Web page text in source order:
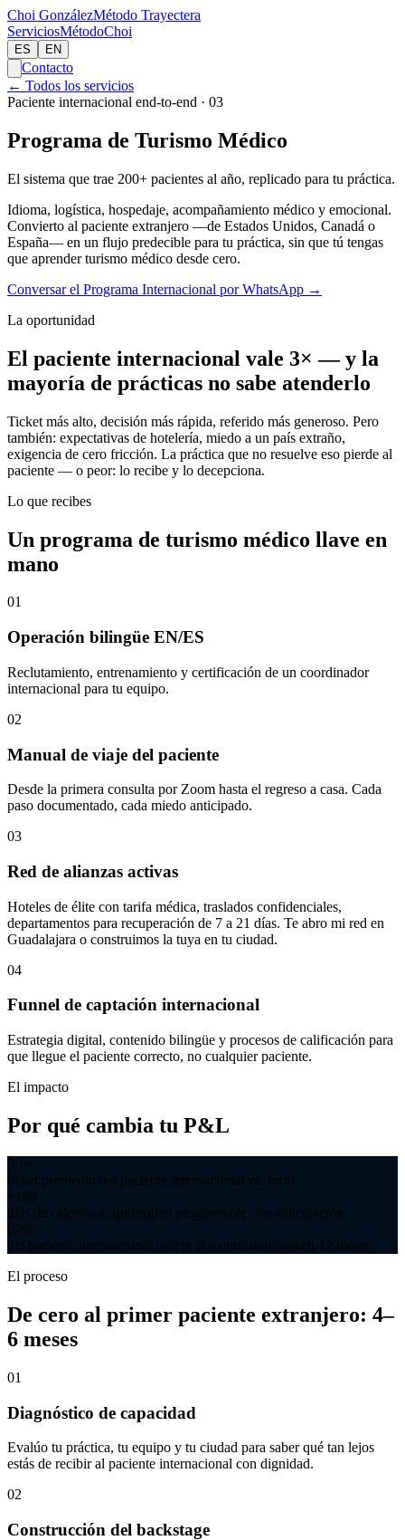
Choi GonzálezMétodo Trayectera
ServiciosMétodoChoi
ES EN
Contacto
← Todos los servicios
Paciente internacional end-to-end · 03
Programa de Turismo Médico
El sistema que trae 200+ pacientes al año, replicado para tu práctica.
Idioma, logística, hospedaje, acompañamiento médico y emocional.
Convierto al paciente extranjero —de Estados Unidos, Canadá o
España— en un flujo predecible para tu práctica, sin que tú tengas
que aprender turismo médico desde cero.
Conversar el Programa Internacional por WhatsApp →
La oportunidad
El paciente internacional vale 3× — y la
mayoría de prácticas no sabe atenderlo
Ticket más alto, decisión más rápida, referido más generoso. Pero
también: expectativas de hotelería, miedo a un país extraño,
exigencia de cero fricción. La práctica que no resuelve eso pierde al
paciente — o peor: lo recibe y lo decepciona.
Lo que recibes
Un programa de turismo médico llave en
mano
01
Operación bilingüe EN/ES
Reclutamiento, entrenamiento y certificación de un coordinador
internacional para tu equipo.
02
Manual de viaje del paciente
Desde la primera consulta por Zoom hasta el regreso a casa. Cada
paso documentado, cada miedo anticipado.
03
Red de alianzas activas
Hoteles de élite con tarifa médica, traslados confidenciales,
departamentos para recuperación de 7 a 21 días. Te abro mi red en
Guadalajara o construimos la tuya en tu ciudad.
04
Funnel de captación internacional
Estrategia digital, contenido bilingüe y procesos de calificación para
que llegue el paciente correcto, no cualquier paciente.
El impacto
Por qué cambia tu P&L
3.1×
ticket promedio del paciente internacional vs. local
+180
días de calendario quirúrgico programable con anticipación
62%
del paciente internacional refiere al menos uno más en 12 meses
El proceso
De cero al primer paciente extranjero: 4–
6 meses
01
Diagnóstico de capacidad
Evalúo tu práctica, tu equipo y tu ciudad para saber qué tan lejos
estás de recibir al paciente internacional con dignidad.
02
Construcción del backstage